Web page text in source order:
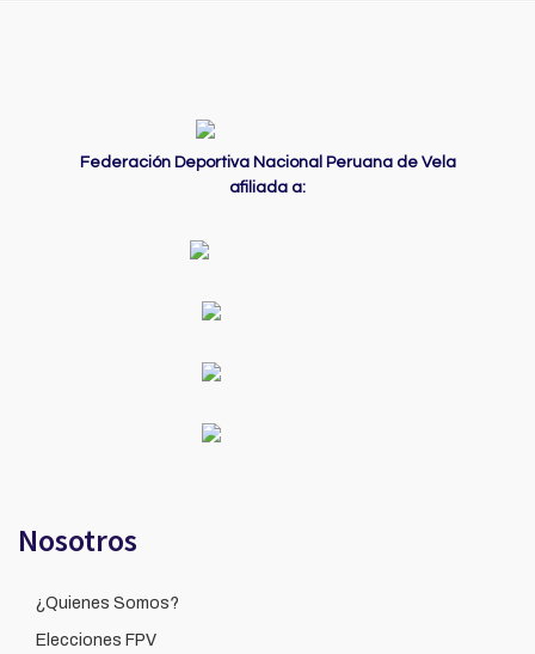
Federación Deportiva Nacional Peruana de Vela
afiliada a:
Nosotros
¿Quienes Somos?
Elecciones FPV